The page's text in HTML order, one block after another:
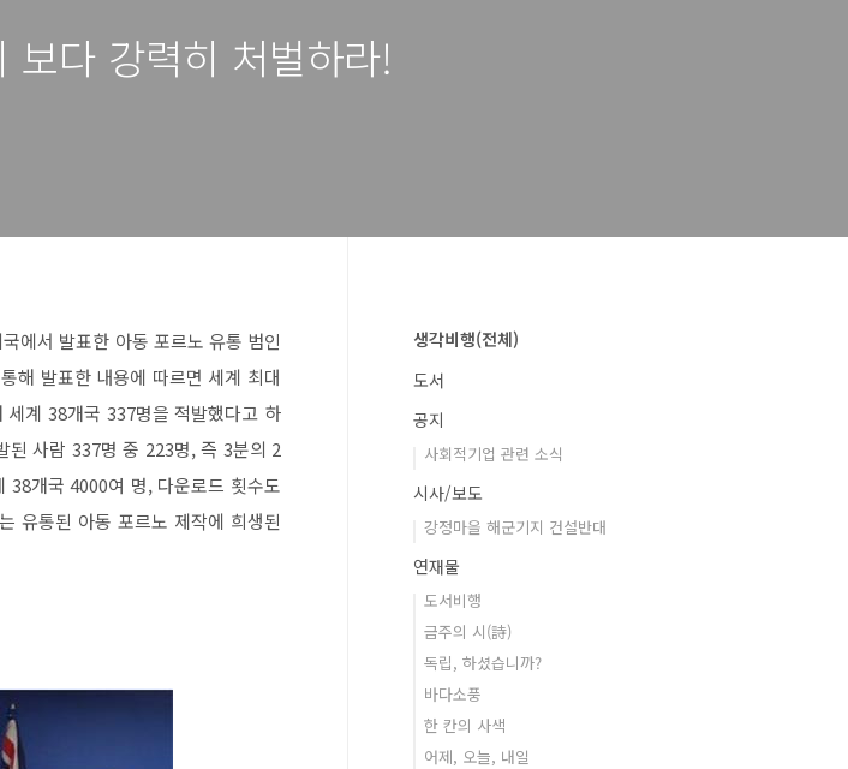
다 강력히 처벌하라!
에서 발표한 아동 포르노 유통 범인
해 발표한 내용에 따르면 세계 최대
계 38개국 337명을 적발했다고 하
된 사람 337명 중 223명, 즉 3분의 2
38개국 4000여 명, 다운로드 횟수도
유통된 아동 포르노 제작에 희생된
생각비행(전체)
도서
공지
사회적기업 관련 소식
시사/보도
강정마을 해군기지 건설반대
연재물
도서비행
금주의 시(詩)
독립, 하셨습니까?
바다소풍
한 칸의 사색
어제, 오늘, 내일